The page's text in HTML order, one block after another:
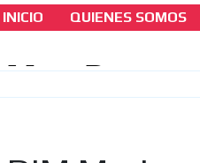
INICIO QUIENES SOMOS